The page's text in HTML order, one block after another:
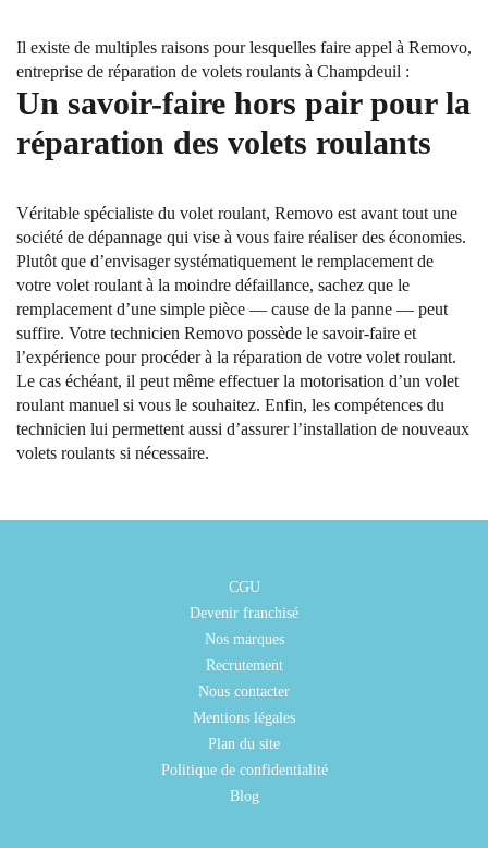
Il existe de multiples raisons pour lesquelles faire appel à Removo,
entreprise de réparation de volets roulants à Champdeuil :
Un savoir-faire hors pair pour la
réparation des volets roulants
Véritable spécialiste du volet roulant, Removo est avant tout une
société de dépannage qui vise à vous faire réaliser des économies.
Plutôt que d’envisager systématiquement le remplacement de
votre volet roulant à la moindre défaillance, sachez que le
remplacement d’une simple pièce — cause de la panne — peut
suffire. Votre technicien Removo possède le savoir-faire et
l’expérience pour procéder à la réparation de votre volet roulant.
Le cas échéant, il peut même effectuer la motorisation d’un volet
roulant manuel si vous le souhaitez. Enfin, les compétences du
technicien lui permettent aussi d’assurer l’installation de nouveaux
volets roulants si nécessaire.
CGU
Devenir franchisé
Nos marques
Recrutement
Nous contacter
Mentions légales
Plan du site
Politique de confidentialité
Blog